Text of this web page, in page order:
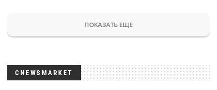
ПОКАЗАТЬ ЕЩЕ
CNEWSMARKET